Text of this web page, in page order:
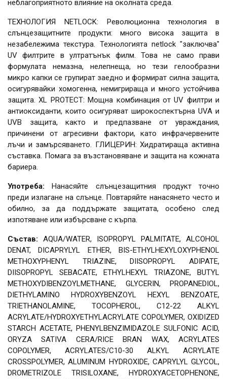
неблагоприятното влияние на околната среда.
ТЕХНОЛОГИЯ NETLOCK: Революционна технология в
слънцезащитните продукти: много висока защита в
незабележима текстура. Технологията netlock "заключва"
UV филтрите в ултратънък филм. Това не само прави
формулата немазна, нелепнеща, но тези гелообразни
микро капки се групират заедно и формират силна защита,
осигурявайки хомогенна, немигрираща и много устойчива
защита. XL PROTECT: Мощна комбинация от UV филтри и
антиоксиданти, които осигуряват широкоспектърна UVA и
UVB защита, както и предпазване от увраждания,
причинени от агресивни фактори, като инфрачервените
лъчи и замърсяването. ГЛИЦЕРИН: Хидратираща активна
съставка. Помага за възстановяване и защита на кожната
бариера.
Употреба: Нанасяйте слънцезащитния продукт точно
преди излагане на слънце. Повтаряйте нанасянето често и
обилно, за да поддържате защитата, особено след
изпотяване или избърсване с кърпа.
Състав: AQUA/WATER, ISOPROPYL PALMITATE, ALCOHOL
DENAT, DICAPRYLYL ETHER, BIS-ETHYLHEXYLOXYPHENOL
METHOXYPHENYL TRIAZINE, DIISOPROPYL ADIPATE,
DIISOPROPYL SEBACATE, ETHYLHEXYL TRIAZONE, BUTYL
METHOXYDIBENZOYLMETHANE, GLYCERIN, PROPANEDIOL,
DIETHYLAMINO HYDROXYBENZOYL HEXYL BENZOATE,
TRIETHANOLAMINE, TOCOPHEROL, C12-22 ALKYL
ACRYLATE/HYDROXYETHYLACRYLATE COPOLYMER, OXIDIZED
STARCH ACETATE, PHENYLBENZIMIDAZOLE SULFONIC ACID,
ORYZA SATIVA CERA/RICE BRAN WAX, ACRYLATES
COPOLYMER, ACRYLATES/C10-30 ALKYL ACRYLATE
CROSSPOLYMER, ALUMINUM HYDROXIDE, CAPRYLYL GLYCOL,
DROMETRIZOLE TRISILOXANE, HYDROXYACETOPHENONE,